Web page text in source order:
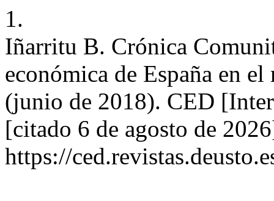
1.
Iñarritu B. Crónica
económica de España en
(junio de 2018). CED
[citado 6 de agosto de
https://